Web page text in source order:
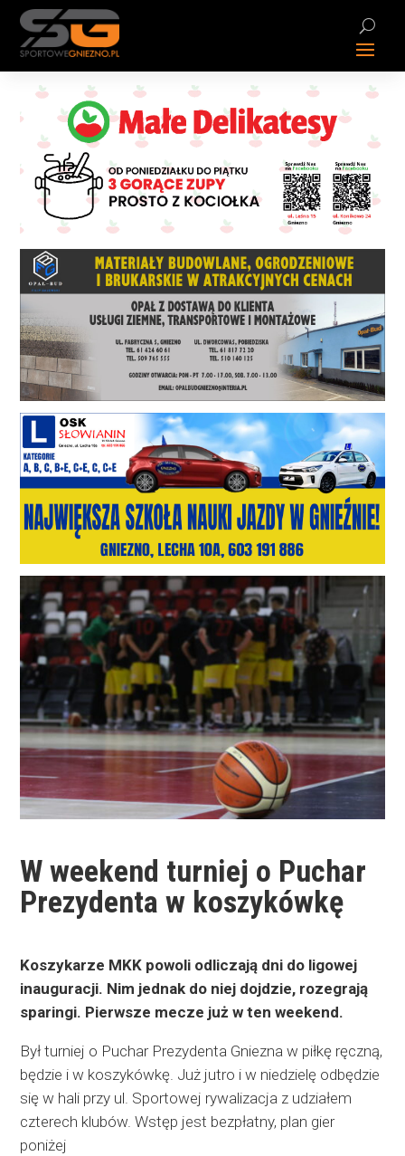
W weekend turniej o Puchar
Prezydenta w koszykówkę
Koszykarze MKK powoli odliczają dni do ligowej
inauguracji. Nim jednak do niej dojdzie, rozegrają
sparingi. Pierwsze mecze już w ten weekend.
Był turniej o Puchar Prezydenta Gniezna w piłkę ręczną,
będzie i w koszykówkę. Już jutro i w niedzielę odbędzie
się w hali przy ul. Sportowej rywalizacja z udziałem
czterech klubów. Wstęp jest bezpłatny, plan gier
poniżej